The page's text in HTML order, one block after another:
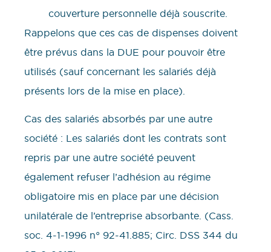
couverture personnelle déjà souscrite.
Rappelons que ces cas de dispenses doivent
être prévus dans la DUE pour pouvoir être
utilisés (sauf concernant les salariés déjà
présents lors de la mise en place).
Cas des salariés absorbés par une autre
société : Les salariés dont les contrats sont
repris par une autre société peuvent
également refuser l’adhésion au régime
obligatoire mis en place par une décision
unilatérale de l’entreprise absorbante. (Cass.
soc. 4-1-1996 n° 92-41.885; Circ. DSS 344 du